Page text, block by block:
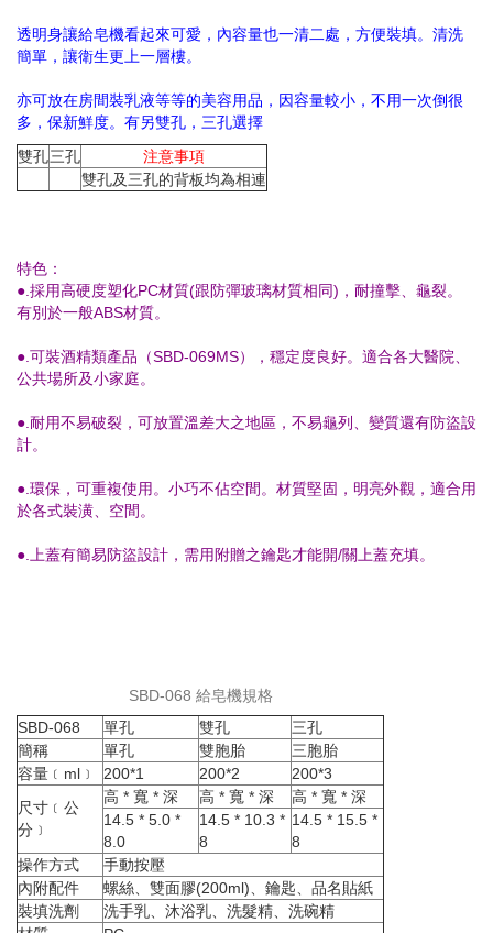
透明身讓給皂機看起來可愛，內容量也一清二處，方便裝填。清洗
簡單，讓衛生更上一層樓。
亦可放在房間裝乳液等等的美容用品，因容量較小，不用一次倒很
多，保新鮮度。有另雙孔，三孔選擇
雙孔三孔
注意事項
雙孔及三孔的背板均為相連
特色：
●.採用高硬度塑化PC材質(跟防彈玻璃材質相同)，耐撞擊、龜裂。
有別於一般ABS材質。
●.可裝酒精類產品（SBD-069MS），穩定度良好。適合各大醫院、
公共場所及小家庭。
●.耐用不易破裂，可放置溫差大之地區，不易龜列、變質還有防盜設
計。
●.環保，可重複使用。小巧不佔空間。材質堅固，明亮外觀，適合用
於各式裝潢、空間。
●.上蓋有簡易防盜設計，需用附贈之鑰匙才能開/關上蓋充填。
SBD-068 給皂機規格
SBD-068
單孔 雙孔
三孔
簡稱
單孔 雙胞胎
三胞胎
容量﹝ml﹞
200*1 200*2
200*3
尺寸﹝公
分﹞
高 * 寬 * 深 高 * 寬 * 深
高 * 寬 * 深
14.5 * 5.0 *
8.0
14.5 * 10.3 *
8
14.5 * 15.5 *
8
操作方式
手動按壓
內附配件
螺絲、雙面膠(200ml)、鑰匙、品名貼紙
裝填洗劑
洗手乳、沐浴乳、洗髮精、洗碗精